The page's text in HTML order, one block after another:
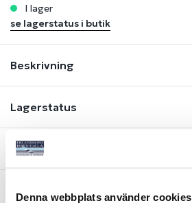
Denna webbplats använder cookies
i lager
se lagerstatus i butik
Beskrivning
Lagerstatus
Fråga om produkt